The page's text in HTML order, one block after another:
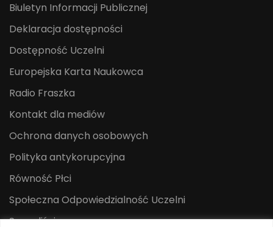
Biuletyn Informacji Publicznej
Deklaracja dostępności
Dostępność Uczelni
Europejska Karta Naukowca
Radio Fraszka
Kontakt dla mediów
Ochrona danych osobowych
Polityka antykorupcyjna
Równość Płci
Społeczna Odpowiedzialność Uczelni
Sygnaliści